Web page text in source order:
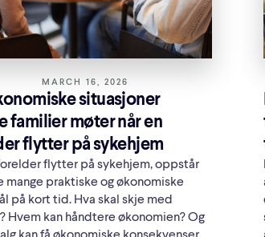
MARCH 16, 2026
situasjoner
familier møter når en
flytter på sykehjem
flytter på sykehjem, oppstår
mange praktiske og økonomiske
på kort tid. Hva skal skje med
Hvem kan håndtere økonomien? Og